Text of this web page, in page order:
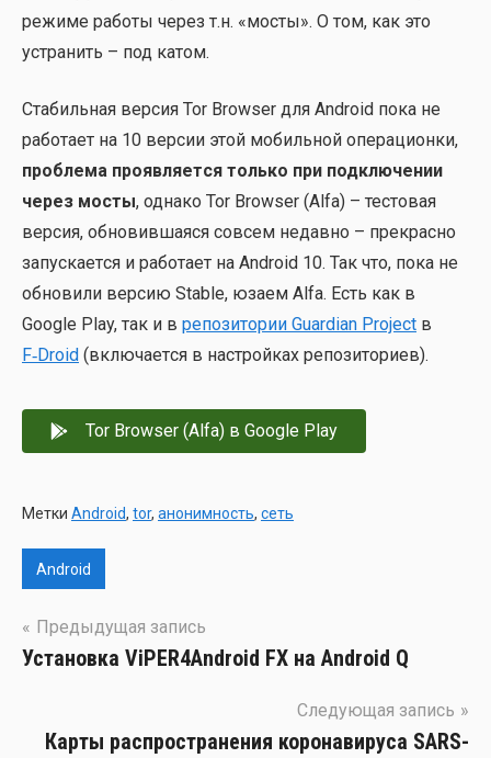
режи­ме рабо­ты через т.н. «мосты». О том, как это
устра­нить – под катом.
Ста­биль­ная вер­сия Tor Browser для Android пока не
рабо­та­ет на 10 вер­сии этой мобиль­ной опе­ра­ци­он­ки,
про­бле­ма про­яв­ля­ет­ся толь­ко при под­клю­че­нии
через мосты, одна­ко Tor Browser (Alfa) – тесто­вая
вер­сия, обно­вив­ша­я­ся совсем недав­но – пре­крас­но
запус­ка­ет­ся и рабо­та­ет на Android 10. Так что, пока не
обно­ви­ли вер­сию Stable, юза­ем Alfa. Есть как в
Google Play, так и в репо­зи­то­рии Guardian Project в
F‑Droid (вклю­ча­ет­ся в настрой­ках репо­зи­то­ри­ев).
Tor Browser (Alfa) в Google Play
Метки Android, tor, анонимность, сеть
Android
Навигация
по
Предыдущая запись
Установка ViPER4Android FX на Android Q
Следующая запись
Карты распространения коронавируса SARS-